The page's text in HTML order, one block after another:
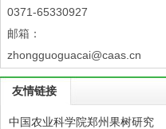
0371-65330927
邮箱：
zhongguoguacai@caas.cn
友情链接
中国农业科学院郑州果树研究